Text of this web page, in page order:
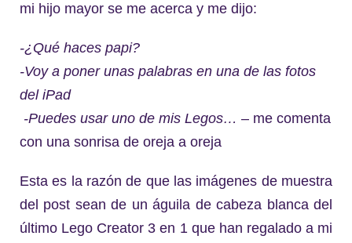
mi hijo mayor se me acerca y me dijo:
-¿Qué haces papi?
-Voy a poner unas palabras en una de las fotos
del iPad
-Puedes usar uno de mis Legos… – me comenta
con una sonrisa de oreja a oreja
Esta es la razón de que las imágenes de muestra
del post sean de un águila de cabeza blanca del
último Lego Creator 3 en 1 que han regalado a mi